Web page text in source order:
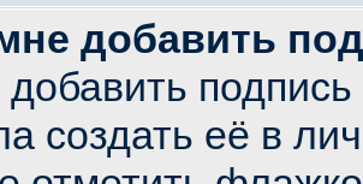
добавить
создать её в